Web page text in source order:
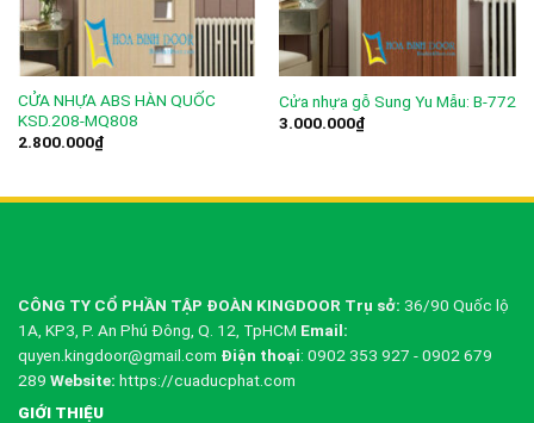
CỬA NHỰA ABS HÀN QUỐC
KSD.208-MQ808
2.800.000₫
Cửa nhựa gỗ Sung Yu Mẫu: B-772
3.000.000₫
CÔNG TY CỔ PHẦN TẬP ĐOÀN KINGDOOR Trụ sở: 36/90 Quốc lộ
1A, KP3, P. An Phú Đông, Q. 12, TpHCM Email:
quyen.kingdoor@gmail.com Điện thoại: 0902 353 927 - 0902 679
289 Website: https://cuaducphat.com
GIỚI THIỆU